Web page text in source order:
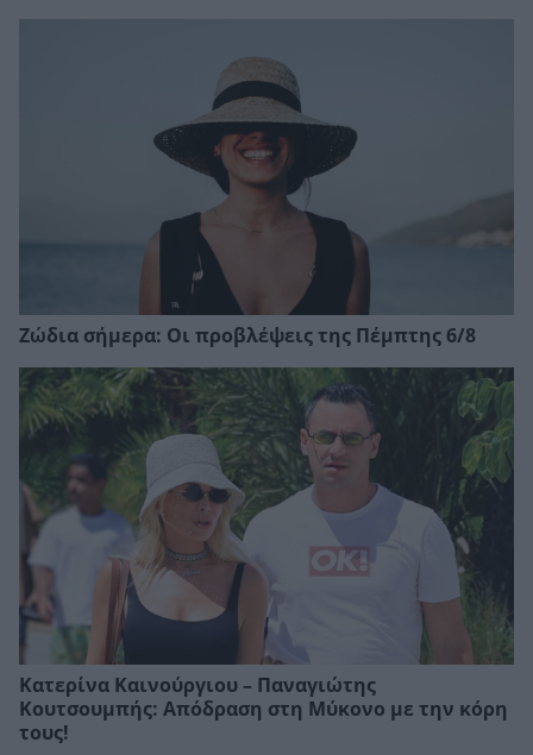
Ζώδια σήμερα: Οι προβλέψεις της Πέμπτης 6/8
Κατερίνα Καινούργιου – Παναγιώτης
Κουτσουμπής: Απόδραση στη Μύκονο με την κόρη
τους!